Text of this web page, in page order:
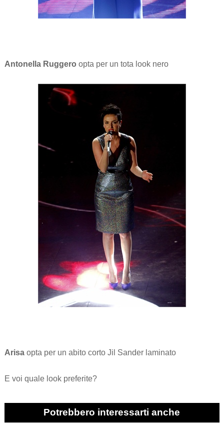
Antonella Ruggero opta per un tota look nero
Arisaopta per un abito corto Jil Sander laminato
E voi quale look preferite?
Potrebbero interessarti anche